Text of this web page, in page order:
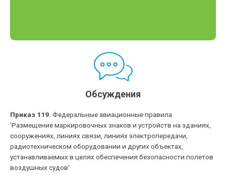
Обсуждения
Приказ 119. Федеральные авиационные правила
'Размещение маркировочных знаков и устройств на зданиях,
сооружениях, линиях связи, линиях электропередачи,
радиотехническом оборудовании и других объектах,
устанавливаемых в целях обеспечения безопасности полетов
воздушных судов'